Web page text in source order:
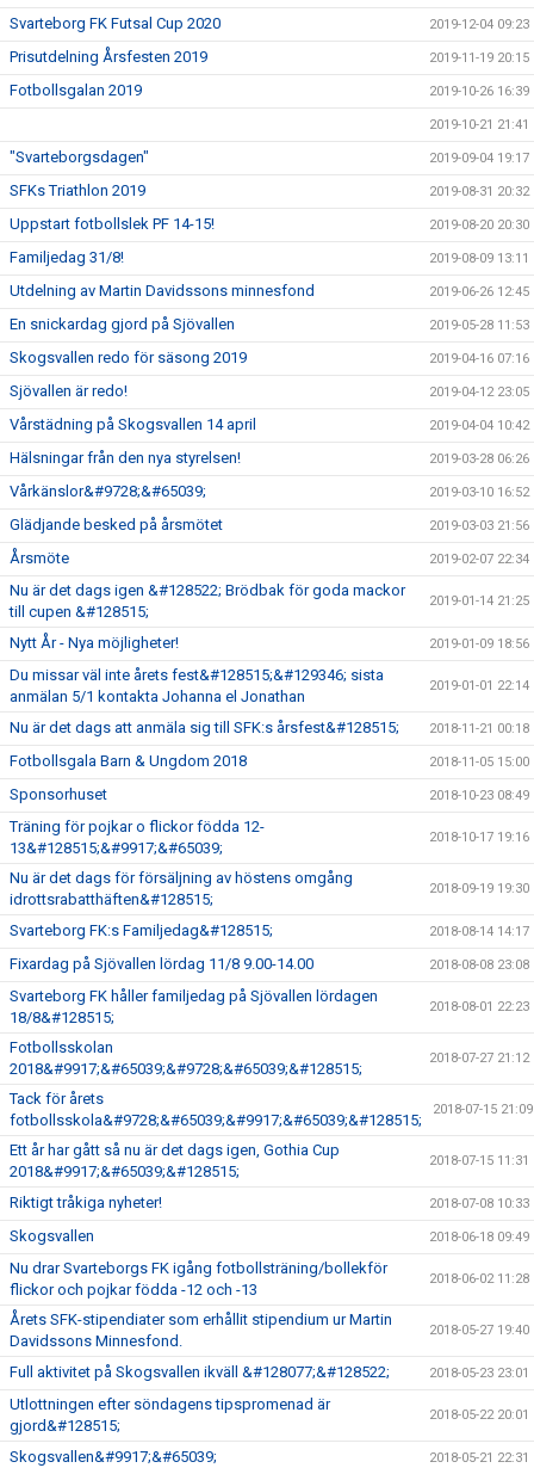
Svarteborg FK Futsal Cup 2020 2019-12-04 09:23
Prisutdelning Årsfesten 2019 2019-11-19 20:15
Fotbollsgalan 2019 2019-10-26 16:39
2019-10-21 21:41
"Svarteborgsdagen" 2019-09-04 19:17
SFKs Triathlon 2019 2019-08-31 20:32
Uppstart fotbollslek PF 14-15! 2019-08-20 20:30
Familjedag 31/8! 2019-08-09 13:11
Utdelning av Martin Davidssons minnesfond 2019-06-26 12:45
En snickardag gjord på Sjövallen 2019-05-28 11:53
Skogsvallen redo för säsong 2019 2019-04-16 07:16
Sjövallen är redo! 2019-04-12 23:05
Vårstädning på Skogsvallen 14 april 2019-04-04 10:42
Hälsningar från den nya styrelsen! 2019-03-28 06:26
Vårkänslor&#9728;&#65039; 2019-03-10 16:52
Glädjande besked på årsmötet 2019-03-03 21:56
Årsmöte 2019-02-07 22:34
Nu är det dags igen &#128522; Brödbak för goda mackor
till cupen &#128515;
2019-01-14 21:25
Nytt År - Nya möjligheter! 2019-01-09 18:56
Du missar väl inte årets fest&#128515;&#129346; sista
anmälan 5/1 kontakta Johanna el Jonathan
2019-01-01 22:14
Nu är det dags att anmäla sig till SFK:s årsfest&#128515; 2018-11-21 00:18
Fotbollsgala Barn & Ungdom 2018 2018-11-05 15:00
Sponsorhuset 2018-10-23 08:49
Träning för pojkar o flickor födda 12-
13&#128515;&#9917;&#65039;
2018-10-17 19:16
Nu är det dags för försäljning av höstens omgång
idrottsrabatthäften&#128515;
2018-09-19 19:30
Svarteborg FK:s Familjedag&#128515; 2018-08-14 14:17
Fixardag på Sjövallen lördag 11/8 9.00-14.00 2018-08-08 23:08
Svarteborg FK håller familjedag på Sjövallen lördagen
18/8&#128515;
2018-08-01 22:23
Fotbollsskolan
2018&#9917;&#65039;&#9728;&#65039;&#128515;
2018-07-27 21:12
Tack för årets
fotbollsskola&#9728;&#65039;&#9917;&#65039;&#128515;
2018-07-15 21:09
Ett år har gått så nu är det dags igen, Gothia Cup
2018&#9917;&#65039;&#128515;
2018-07-15 11:31
Riktigt tråkiga nyheter! 2018-07-08 10:33
Skogsvallen 2018-06-18 09:49
Nu drar Svarteborgs FK igång fotbollsträning/bollekför
flickor och pojkar födda -12 och -13
2018-06-02 11:28
Årets SFK-stipendiater som erhållit stipendium ur Martin
Davidssons Minnesfond.
2018-05-27 19:40
Full aktivitet på Skogsvallen ikväll &#128077;&#128522; 2018-05-23 23:01
Utlottningen efter söndagens tipspromenad är
gjord&#128515;
2018-05-22 20:01
Skogsvallen&#9917;&#65039; 2018-05-21 22:31